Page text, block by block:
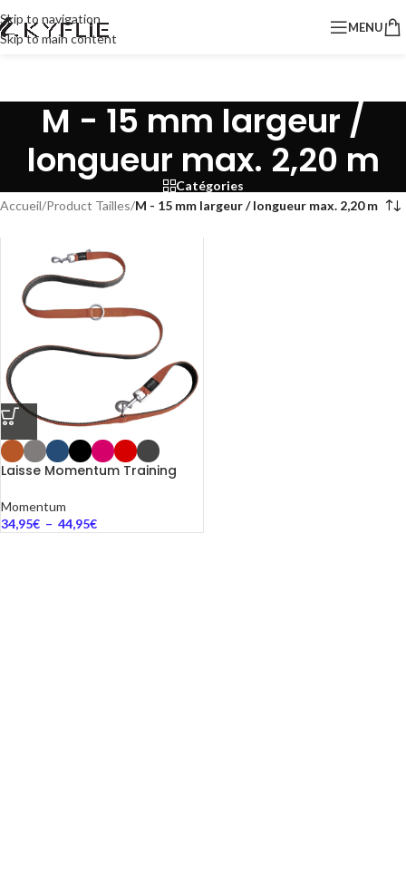
Skip to navigation
Skip to main content
MENU
M - 15 mm largeur /
longueur max. 2,20 m
Catégories
Accueil/Product Tailles/M - 15 mm largeur / longueur max. 2,20 m
Laisse Momentum Training
Momentum
34,95€ – 44,95€